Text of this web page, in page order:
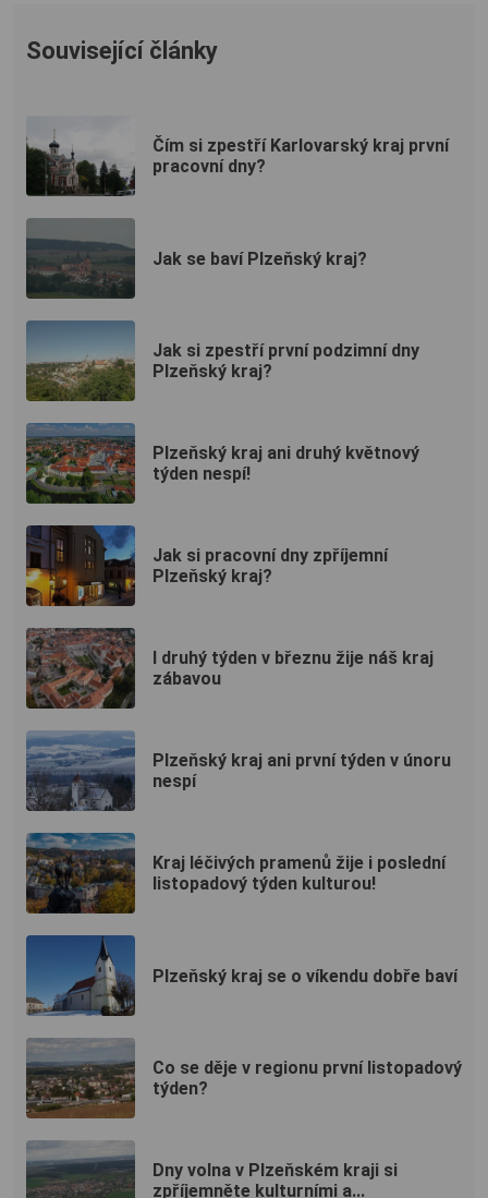
Související články
Čím si zpestří Karlovarský kraj první
pracovní dny?
Jak se baví Plzeňský kraj?
Jak si zpestří první podzimní dny
Plzeňský kraj?
Plzeňský kraj ani druhý květnový
týden nespí!
Jak si pracovní dny zpříjemní
Plzeňský kraj?
I druhý týden v březnu žije náš kraj
zábavou
Plzeňský kraj ani první týden v únoru
nespí
Kraj léčivých pramenů žije i poslední
listopadový týden kulturou!
Plzeňský kraj se o víkendu dobře baví
Co se děje v regionu první listopadový
týden?
Dny volna v Plzeňském kraji si
zpříjemněte kulturními a...